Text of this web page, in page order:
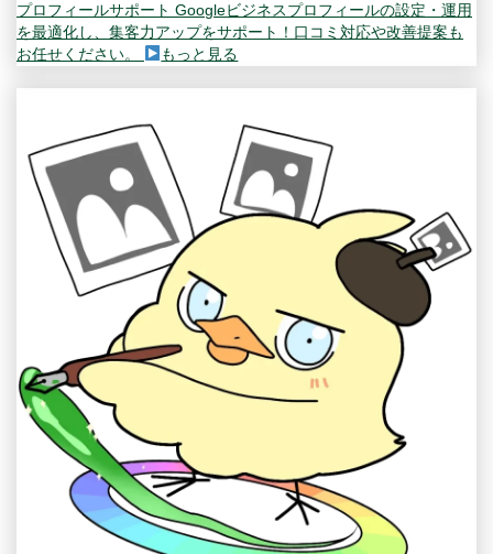
プロフィールサポート Googleビジネスプロフィールの設定・運用
を最適化し、集客力アップをサポート！口コミ対応や改善提案も
お任せください。
もっと見る